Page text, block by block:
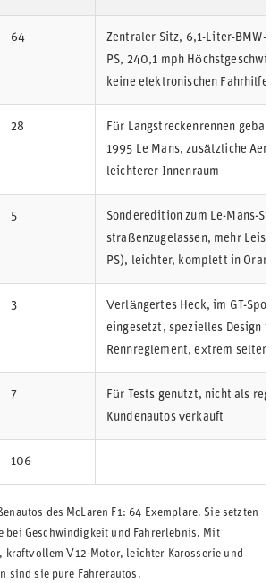
64
Zentraler Sitz, 6,1-Liter-BMW-
PS, 240,1 mph
keine elektronischen Fahrhilfen
28
Für Langstreckenrennen
1995 Le Mans, zusätzliche
leichterer Innenraum
5
Sonderedition zum Le-Mans-
straßenzugelassen, mehr
PS), leichter, komplett in
3
Verlängertes Heck, im GT-Sport
eingesetzt, spezielles Design
Rennreglement, extrem selten
7
Für Tests genutzt, nicht als
Kundenautos verkauft
106
des McLaren F1: 64 Exemplare. Sie setzten
bei Geschwindigkeit und Fahrerlebnis. Mit
kraftvollem V12-Motor, leichter Karosserie und
sind sie pure Fahrerautos.